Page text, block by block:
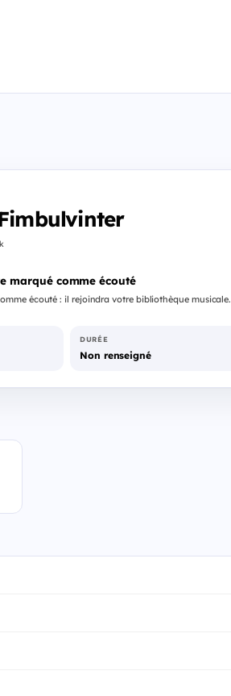
marqué comme écouté
écouté : il rejoindra votre bibliothèque musicale.
DURÉE
Non renseigné